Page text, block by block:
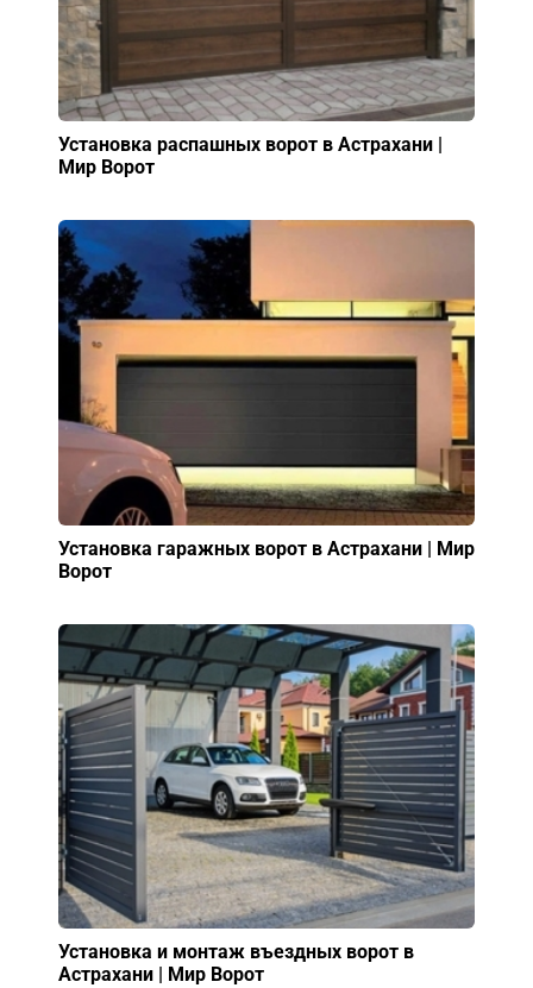
Установка распашных ворот в Астрахани |
Мир Ворот
Установка гаражных ворот в Астрахани | Мир
Ворот
Установка и монтаж въездных ворот в
Астрахани | Мир Ворот